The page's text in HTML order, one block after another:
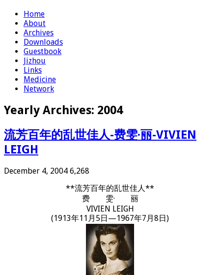
Home
About
Archives
Downloads
Guestbook
Jizhou
Links
Medicine
Network
Yearly Archives: 2004
流芳百年的乱世佳人-费雯·丽-VIVIEN
LEIGH
December 4, 2004 6,268
**流芳百年的乱世佳人**
费 雯· 丽
VIVIEN LEIGH
(1913年11月5日—1967年7月8日)